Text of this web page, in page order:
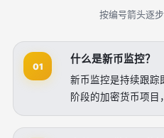
按编号箭头逐
01
什么是新币监控？
新币监控是持续跟踪
阶段的加密货币项目